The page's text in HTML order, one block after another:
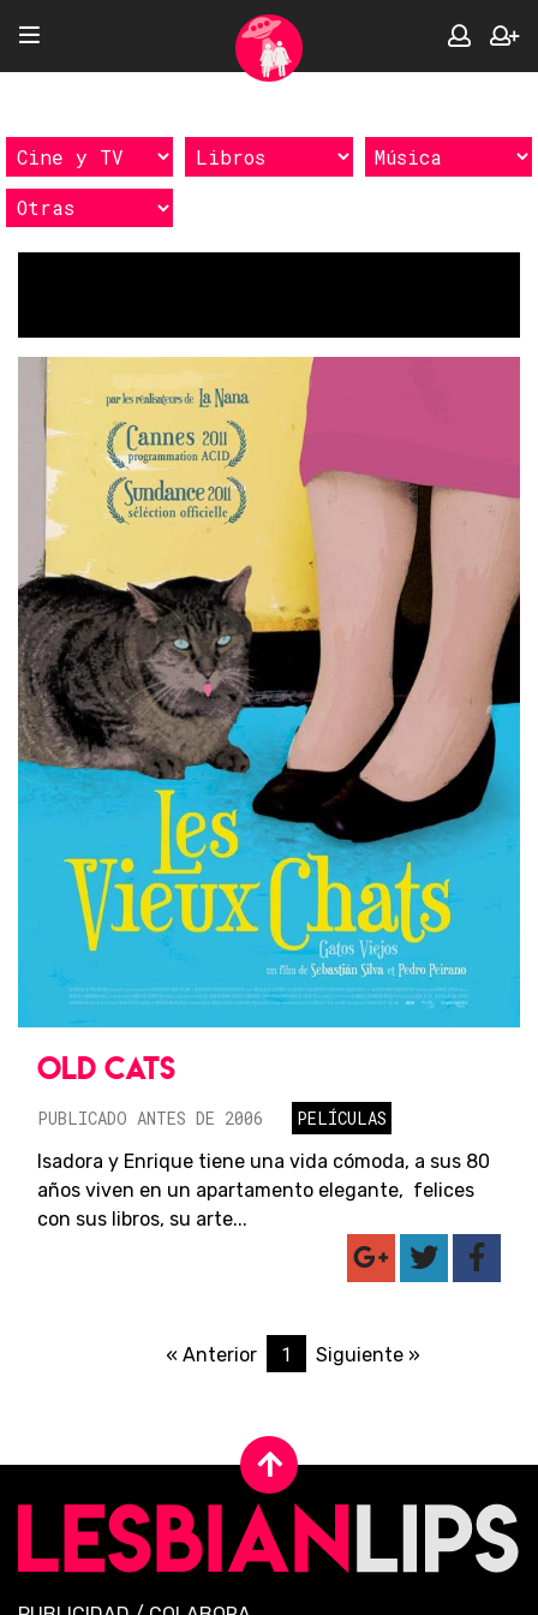
OLD CATS
PUBLICADO ANTES DE 2006
PELÍCULAS
Isadora y Enrique tiene una vida cómoda, a sus 80
años viven en un apartamento elegante, felices
con sus libros, su arte...
« Anterior 1 Siguiente »